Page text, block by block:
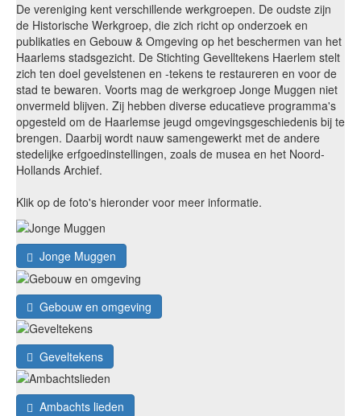
De vereniging kent verschillende werkgroepen. De oudste zijn
de Historische Werkgroep, die zich richt op onderzoek en
publikaties en Gebouw & Omgeving op het beschermen van het
Haarlems stadsgezicht. De Stichting Gevelltekens Haerlem stelt
zich ten doel gevelstenen en -tekens te restaureren en voor de
stad te bewaren. Voorts mag de werkgroep Jonge Muggen niet
onvermeld blijven. Zij hebben diverse educatieve programma's
opgesteld om de Haarlemse jeugd omgevingsgeschiedenis bij te
brengen. Daarbij wordt nauw samengewerkt met de andere
stedelijke erfgoedinstellingen, zoals de musea en het Noord-
Hollands Archief.
Klik op de foto's hieronder voor meer informatie.
Jonge Muggen
Gebouw en omgeving
Geveltekens
Ambachts lieden